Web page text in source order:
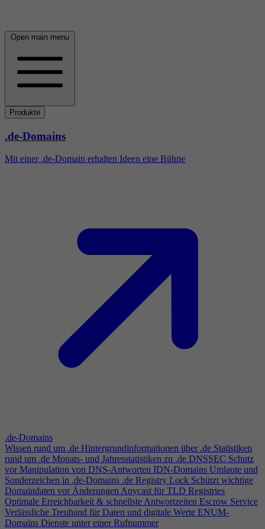
Open main menu
Produkte
.de-Domains
Mit einer .de-Domain erhalten Ideen eine Bühne
.de-Domains
Wissen rund um .de Hintergrundinformationen über .de Statistiken
rund um .de Monats- und Jahresstatistiken zu .de DNSSEC Schutz
vor Manipulation von DNS-Antworten IDN-Domains Umlaute und
Sonderzeichen in .de-Domains .de Registry Lock Schützt wichtige
Domaindaten vor ÄnderungenAnycast für TLD Registries
Optimale Erreichbarkeit & schnellste Antwortzeiten Escrow Service
Verlässliche Treuhand für Daten und digitale Werte ENUM-
Domains Dienste unter einer Rufnummer